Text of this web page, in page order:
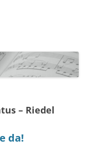
– Riedel
da!